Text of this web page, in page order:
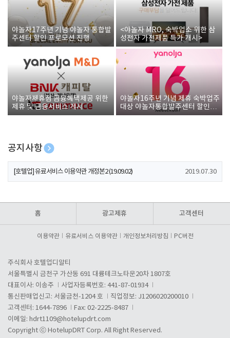
야놀자17주년 기념 야놀자 통합발
주센터 할인 프로모션 진행
<야놀자 MRO, 숙박업소 위한 삼
성전자 가전제품 특가 개시>
야놀자제휴점 금융혜택제공 위한
제휴 및 금융서비스 게시
야놀자16주년 기념 제휴 숙박업주
대상 야놀자통합발주센터 할인쿠
폰 증정
공지사항
[호텔업] 개인정보 처리방침 개정본1 (19.09.02)
[호텔업] 유료서비스 이용약관 개정본2 (19.09.02) 2019.07.30
홈 광고제휴 고객센터
이용약관 유료서비스 이용약관 개인정보처리방침 PC버전
주식회사 호텔업디알티
서울특별시 금천구 가산동 691 대륭테크노타운20차 1807호
대표이사: 이송주
사업자등록번호: 441-87-01934
통신판매업신고: 서울금천-1204 호
직업정보: J1206020200010
고객센터: 1644-7896
Fax: 02-2225-8487
이메일: hdrt1109@hotelupdrt.com
Copyright ⓒ HotelupDRT Corp. All Right Reserved.